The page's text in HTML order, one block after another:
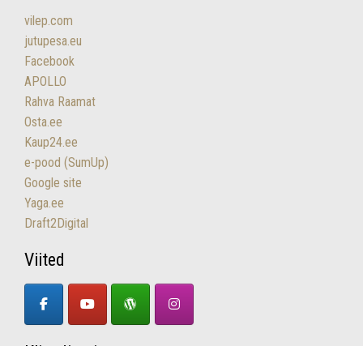
vilep.com
jutupesa.eu
Facebook
APOLLO
Rahva Raamat
Osta.ee
Kaup24.ee
e-pood (SumUp)
Google site
Yaga.ee
Draft2Digital
Viited